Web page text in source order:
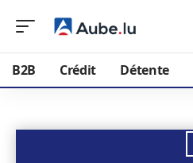
B2B Crédit Détente